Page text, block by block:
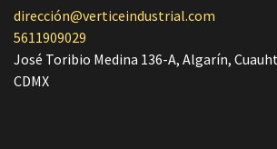
dirección@verticeindustrial.com
5611909029
José Toribio Medina 136-A, Algarín,
CDMX